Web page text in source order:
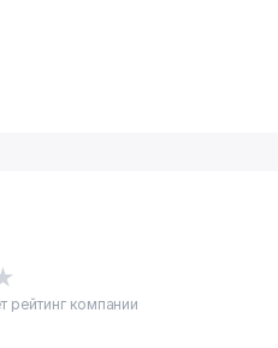
рейтинг компании